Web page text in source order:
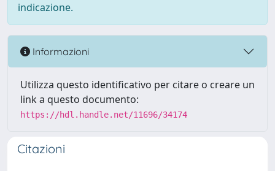
indicazione.
Informazioni
Utilizza questo identificativo per citare o creare un
link a questo documento:
https://hdl.handle.net/11696/34174
Citazioni